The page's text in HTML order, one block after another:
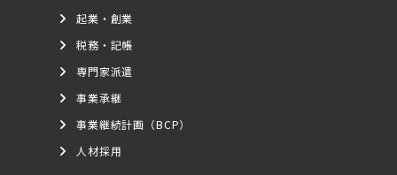
起業・創業
税務・記帳
専門家派遣
事業承継
事業継続計画（BCP）
人材採用